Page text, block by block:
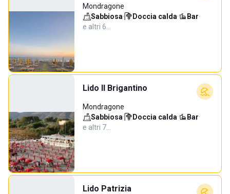
Mondragone
Sabbiosa· Doccia calda· Bar·
e altri 6…
Lido Il Brigantino
Mondragone
Sabbiosa· Doccia calda· Bar·
e altri 7…
Lido Patrizia